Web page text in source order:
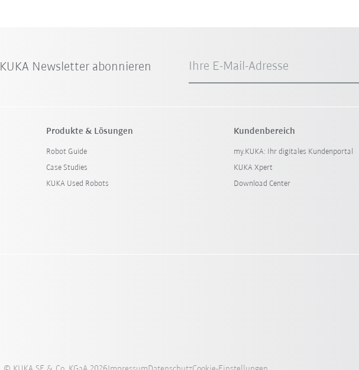
KUKA Newsletter abonnieren Ihre E-Mail-Adresse
Produkte & Lösungen
Robot Guide
Case Studies
KUKA Used Robots
Kundenbereich
my.KUKA: Ihr digitales Kundenportal
KUKA Xpert
Download Center